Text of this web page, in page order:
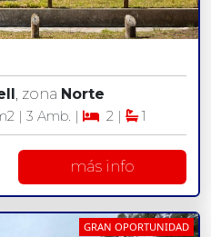
, zona Norte
| 3 Amb. | 2 | 1
más info
GRAN OPORTUNIDAD